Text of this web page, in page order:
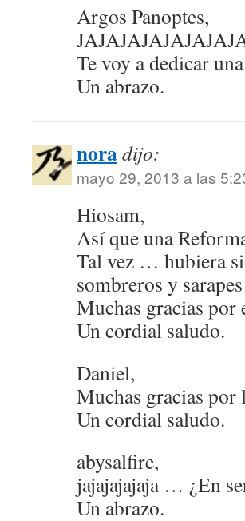
Argos Panoptes,
Te voy a dedicar
Un abrazo.
noradijo:
mayo 29, 2013 a las
Hiosam,
Así que una
Tal vez … hubiera
sombreros y sarapes
Muchas gracias por
Un cordial saludo.
Daniel,
Muchas gracias
Un cordial saludo.
abysalfire,
jajajajajaja … ¿En
Un abrazo.